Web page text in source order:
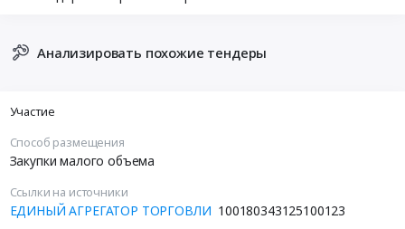
Анализировать похожие тендеры
Участие
Способ размещения
Закупки малого объема
Ссылки на источники
ЕДИНЫЙ АГРЕГАТОР ТОРГОВЛИ 100180343125100123